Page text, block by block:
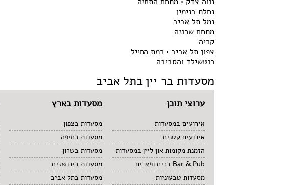
נחלת בנימין
נמל תל אביב
מתחם שרונה
קריה
צפון תל אביב • רמת החייל
רוטשילד והסביבה
מסעדות בר יין בתל אביב
ערוצי תוכן
אירועים במסעדות
אירועים קטנים
הזמנת מקומות און ליין במסעדות
Bar & Pub ברים ופאבים
מסעדות טבעוניות
מסעדות בארץ
מסעדות בצפון
מסעדות בחיפה
מסעדות בשרון
מסעדות בירושלים
מסעדות בתל אביב